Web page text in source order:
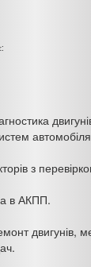
з
в АКПП.
двигунів,